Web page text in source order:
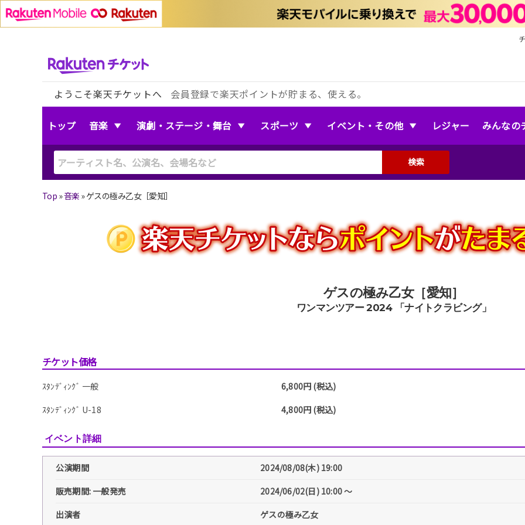
ようこそ楽天チケットへ 会員登録で楽天ポイントが貯まる、使える。
トップ 音楽 演劇・ステージ・舞台 スポーツ イベント・その他 レジャー みんなの
検索
Top »音楽 »ゲスの極み乙女［愛知］
ゲスの極み乙女［愛知］
ワンマンツアー 2024 「ナイトクラビング」
チケット価格
ｽﾀﾝﾃﾞｨﾝｸﾞ 一般
6,800円 (税込)
ｽﾀﾝﾃﾞｨﾝｸﾞ U-18
4,800円 (税込)
イベント詳細
公演期間
2024/08/08(木) 19:00
販売期間: 一般発売
2024/06/02(日) 10:00 〜
出演者
ゲスの極み乙女